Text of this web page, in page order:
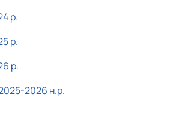
р.
р.
р.
2026 н.р.